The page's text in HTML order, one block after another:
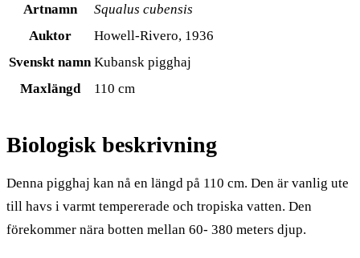
Artnamn
Squalus cubensis
Auktor
Howell-Rivero, 1936
Svenskt namn Kubansk pigghaj
Maxlängd
110 cm
Biologisk beskrivning
Denna pigghaj kan nå en längd på 110 cm. Den är vanlig ute
till havs i varmt tempererade och tropiska vatten. Den
förekommer nära botten mellan 60- 380 meters djup.